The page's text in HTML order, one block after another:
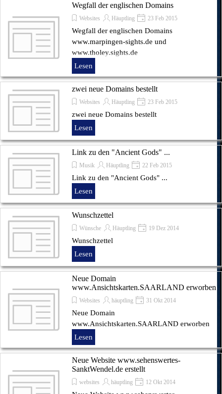
Wegfall der englischen Domains
Websites Häuptling 23 Feb 2015
Wegfall der englischen Domains
www.marpingen-sights.de und
www.tholey.sights.de
Lesen
zwei neue Domains bestellt
Websites Häuptling 23 Feb 2015
zwei neue Domains bestellt
Lesen
Link zu den "Ancient Gods" ...
Musik Häuptling 22 Feb 2015
Link zu den "Ancient Gods" ...
Lesen
Wunschzettel
Wünsche Häuptling 19 Dez 2014
Wunschzettel
Lesen
Neue Domain
www.Ansichtskarten.SAARLAND erworben
Websites häuptling 31 Okt 2014
Neue Domain
www.Ansichtskarten.SAARLAND erworben
Lesen
Neue Website www.sehenswertes-
SanktWendel.de erstellt
websites häuptling 12 Okt 2014